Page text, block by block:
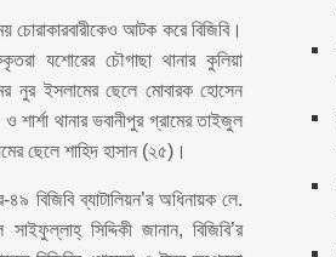
চোরাকারবারীকেও আটক করে বিজিবি।
যশোরের চৌগাছা থানার কুলিয়া
নুর ইসলামের ছেলে মোবারক হোসেন
শার্শা থানার ভবানীপুর গ্রামের তাইজুল
ছেলে শাহিদ হাসান (২৫)।
৪৯ বিজিবি ব্যাটালিয়ন’র অধিনায়ক লে.
সাইফুল্লাহ্ সিদ্দিকী জানান, বিজিবি’র